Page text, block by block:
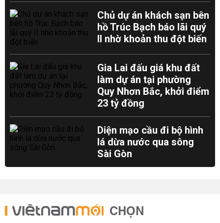
Chủ dự án khách sạn bên
hồ Trúc Bạch báo lãi quý
II nhờ khoản thu đột biến
Gia Lai đấu giá khu đất
làm dự án tại phường
Quy Nhơn Bắc, khởi điểm
23 tỷ đồng
Diện mạo cầu đi bộ hình
lá dừa nước qua sông
Sài Gòn
CHỌN